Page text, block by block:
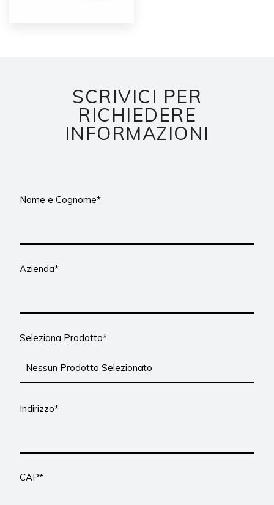
SCRIVICI PER
RICHIEDERE
INFORMAZIONI
Nome e Cognome*
Azienda*
Seleziona Prodotto*
Indirizzo*
CAP*